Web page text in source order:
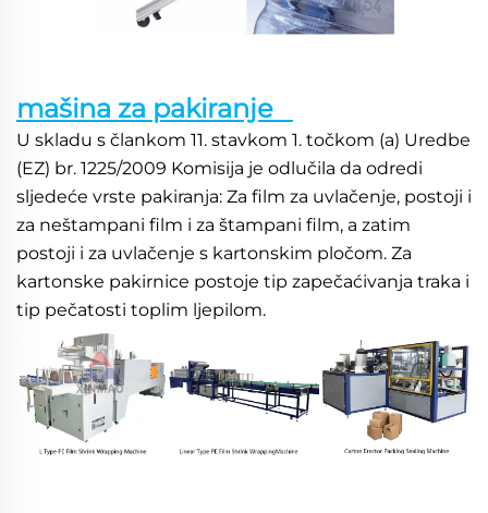
mašina za pakiranje
U skladu s člankom 11. stavkom 1. točkom (a) Uredbe
(EZ) br. 1225/2009 Komisija je odlučila da odredi
sljedeće vrste pakiranja: Za film za uvlačenje, postoji i
za neštampani film i za štampani film, a zatim
postoji i za uvlačenje s kartonskim pločom. Za
kartonske pakirnice postoje tip zapečaćivanja traka i
tip pečatosti toplim ljepilom.